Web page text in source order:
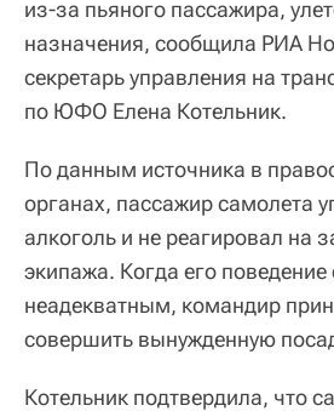
из-за пьяного пассажира,
назначения, сообщила РИА
секретарь управления на
по ЮФО Елена Котельник.
По данным источника в
органах, пассажир самолета
алкоголь и не реагировал на
экипажа. Когда его
неадекватным, командир
совершить вынужденную
Котельник подтвердила, что